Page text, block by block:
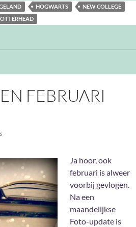
HOGWARTS
NEW COLLEGE
FEBRUARI
Ja hoor, ook
februari is alweer
voorbij gevlogen.
Na een
maandelijkse
Foto-update is